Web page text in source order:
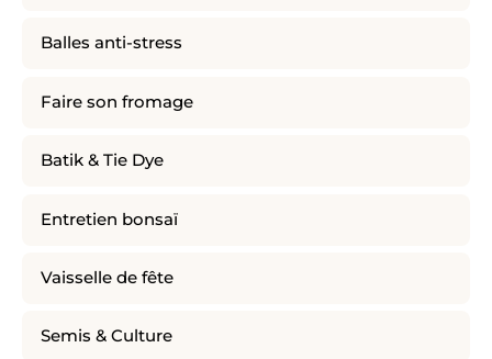
Balles anti-stress
Faire son fromage
Batik & Tie Dye
Entretien bonsaï
Vaisselle de fête
Semis & Culture